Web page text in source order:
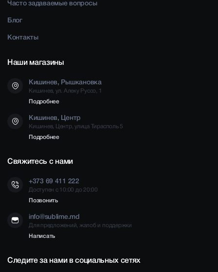
Часто задаваемые вопросы
Блог
Контакты
Наши магазины
Кишинев, Рышкановка
Кишинев, ул. Алеку Руссо, 1
Подробнее
Кишинев, Центр
Кишинев, Центр, улица Тирасполь 5
Подробнее
Свяжитесь с нами
+373 69 411 222
Доступен с 10:00 до 20:00
Позвонить
info@sublime.md
Для предложений, жалоб и поддержки
Написать
Следите за нами в социальных сетях